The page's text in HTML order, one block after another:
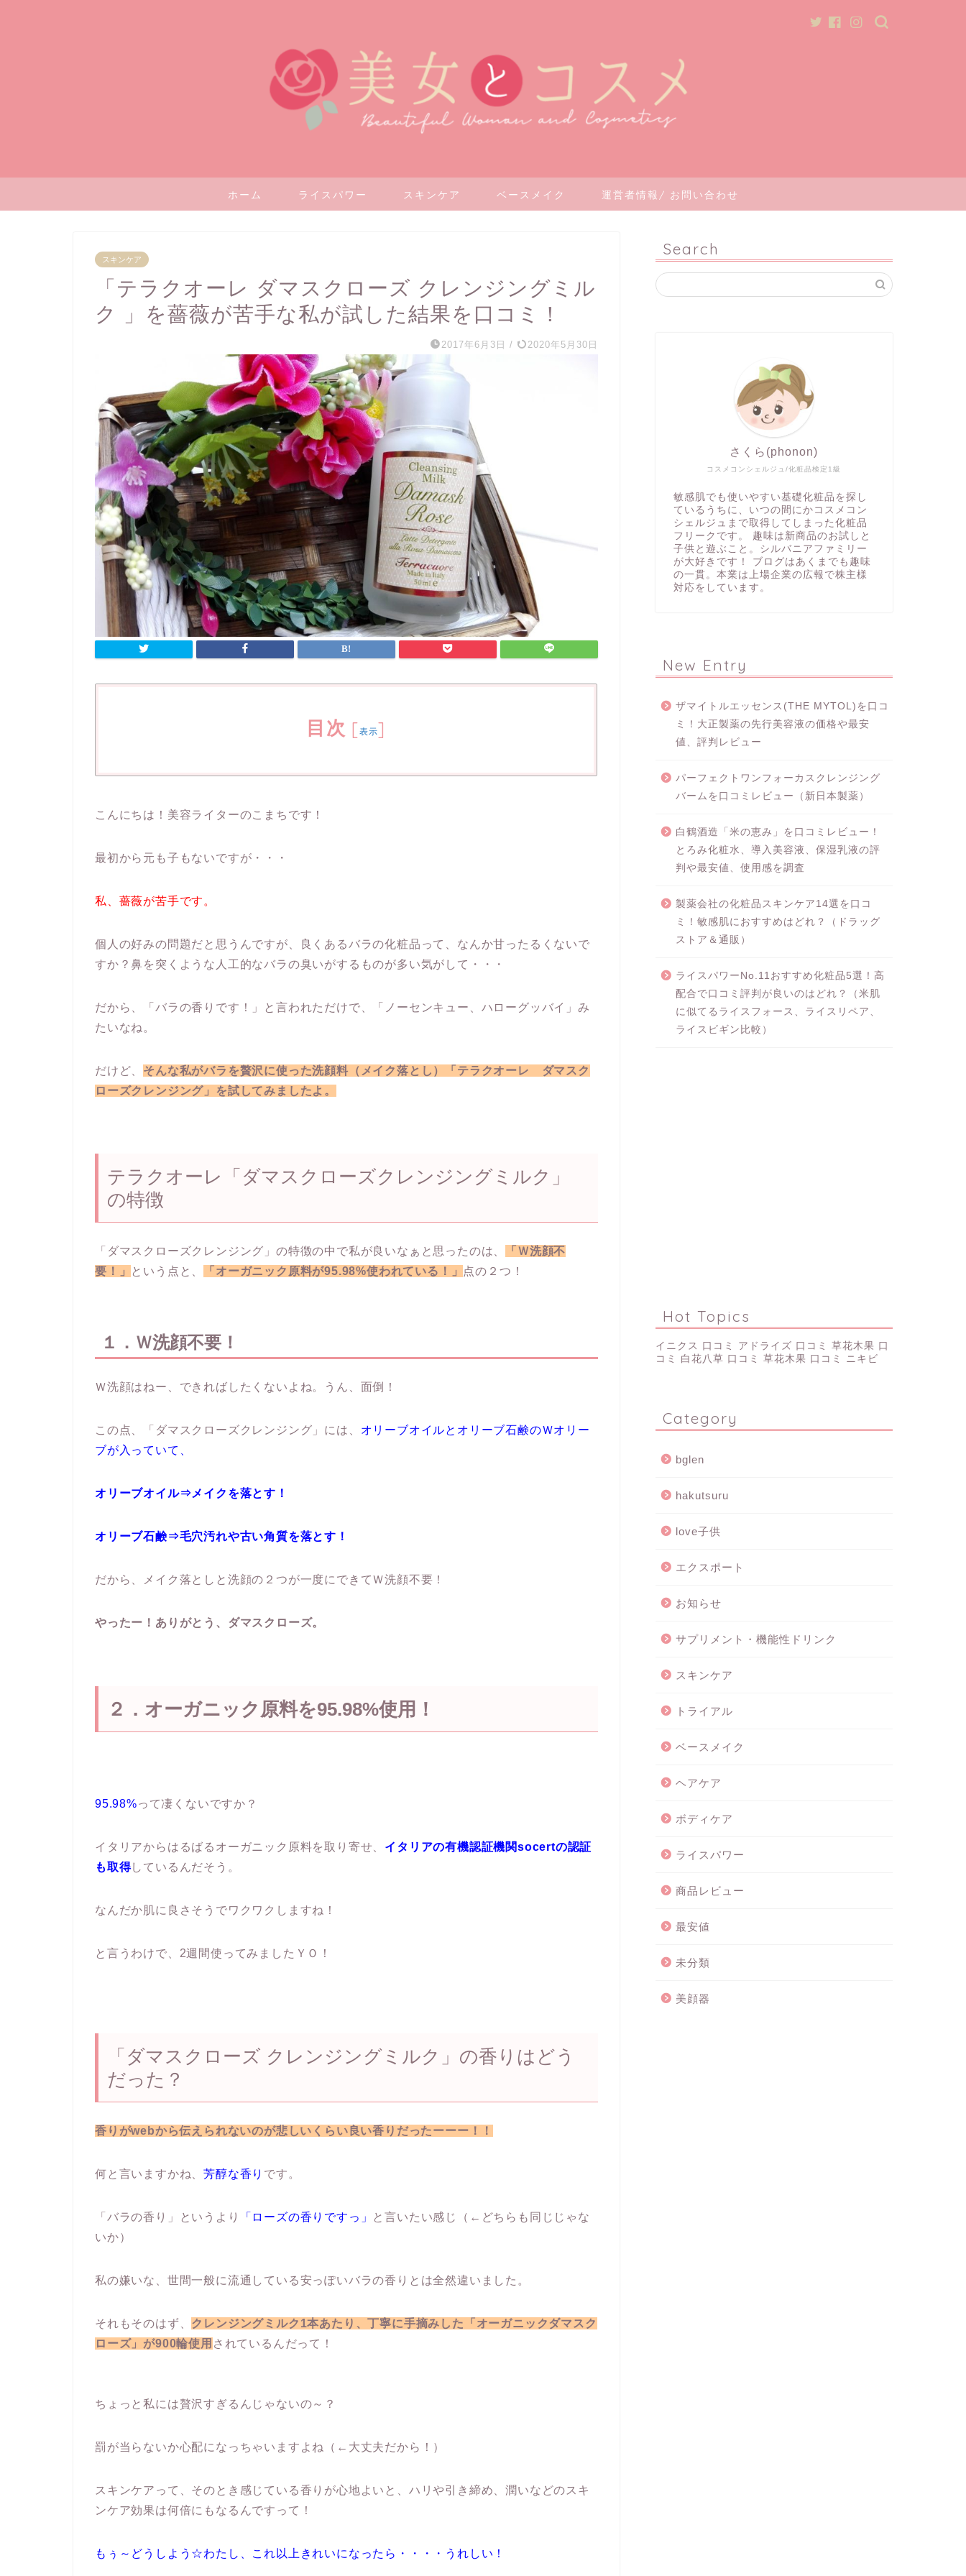
ホーム ライスパワー スキンケア ベースメイク 運営者情報/ お問い合わせ
スキンケア
「テラクオーレ ダマスクローズ クレンジングミル
ク 」を薔薇が苦手な私が試した結果を口コミ！
2017年6月3日 / 2020年5月30日
目次 [表示]
こんにちは！美容ライターのこまちです！
最初から元も子もないですが・・・
私、薔薇が苦手です。
個人の好みの問題だと思うんですが、良くあるバラの化粧品って、なんか甘ったるくないで
すか？鼻を突くような人工的なバラの臭いがするものが多い気がして・・・
だから、「バラの香りです！」と言われただけで、「ノーセンキュー、ハローグッバイ」み
たいなね。
だけど、 そんな私がバラを贅沢に使った洗顔料（メイク落とし）「テラクオーレ ダマスク
ローズクレンジング」を試してみましたよ。
テラクオーレ「ダマスクローズクレンジングミルク」
の特徴
「ダマスクローズクレンジング」の特徴の中で私が良いなぁと思ったのは、
「Ｗ洗顔不
要！」
という点と、 「オーガニック原料が95.98%使われている！」 点の２つ！
１．Ｗ洗顔不要！
Ｗ洗顔はねー、できればしたくないよね。うん、面倒！
この点、「ダマスクローズクレンジング」には、 オリーブオイルとオリーブ石鹸のＷオリー
ブが入っていて、
オリーブオイル⇒メイクを落とす！
オリーブ石鹸⇒毛穴汚れや古い角質を落とす！
だから、メイク落としと洗顔の２つが一度にできてＷ洗顔不要！
やったー！ありがとう、ダマスクローズ。
２．オーガニック原料を95.98%使用！
95.98%って凄くないですか？
イタリアからはるばるオーガニック原料を取り寄せ、 イタリアの有機認証機関socertの認証
も取得しているんだそう。
なんだか肌に良さそうでワクワクしますね！
と言うわけで、2週間使ってみましたＹＯ！
「ダマスクローズ クレンジングミルク」の香りはどう
だった？
香りがwebから伝えられないのが悲しいくらい良い香りだったーーー！！
何と言いますかね、芳醇な香り です。
「バラの香り」というより 「ローズの香りですっ」
と言いたい感じ（←どちらも同じじゃな
いか）
私の嫌いな、世間一般に流通している安っぽいバラの香りとは全然違いました。
それもそのはず、 クレンジングミルク1本あたり、丁寧に手摘みした「オーガニックダマスク
ローズ」が900輪使用 されているんだって！
ちょっと私には贅沢すぎるんじゃないの～？
罰が当らないか心配になっちゃいますよね（←大丈夫だから！）
スキンケアって、そのとき感じている香りが心地よいと、ハリや引き締め、潤いなどのスキ
ンケア効果は何倍にもなるんですって！
もぅ～どうしよう☆わたし、これ以上きれいになったら・・・・うれしい！
Search
コスメコンシェルジュ/化粧品検定1級
さくら(phonon)
敏感肌でも使いやすい基礎化粧品を探し
ているうちに、いつの間にかコスメコン
シェルジュまで取得してしまった化粧品
フリークです。 趣味は新商品のお試しと
子供と遊ぶこと。シルバニアファミリー
が大好きです！ ブログはあくまでも趣味
の一貫。本業は上場企業の広報で株主様
対応をしています。
New Entry
ザマイトルエッセンス(THE MYTOL)を口コ
ミ！大正製薬の先行美容液の価格や最安
値、評判レビュー
パーフェクトワンフォーカスクレンジング
バームを口コミレビュー（新日本製薬）
白鶴酒造「米の恵み」を口コミレビュー！
とろみ化粧水、導入美容液、保湿乳液の評
判や最安値、使用感を調査
製薬会社の化粧品スキンケア14選を口コ
ミ！敏感肌におすすめはどれ？（ドラッグ
ストア＆通販）
ライスパワーNo.11おすすめ化粧品5選！高
配合で口コミ評判が良いのはどれ？（米肌
に似てるライスフォース、ライスリペア、
ライスビギン比較）
Hot Topics
イニクス 口コミ アドライズ 口コミ
草花木果 口
コミ
白花八草 口コミ 草花木果 口コミ ニキビ
Category
bglen
hakutsuru
love子供
エクスポート
お知らせ
サプリメント・機能性ドリンク
スキンケア
トライアル
ベースメイク
ヘアケア
ボディケア
ライスパワー
商品レビュー
最安値
未分類
美顔器